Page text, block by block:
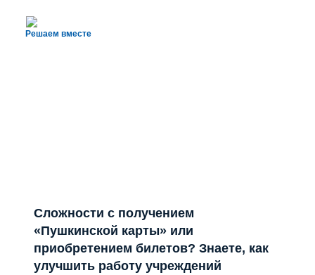
Решаем вместе
Сложности с получением
«Пушкинской карты» или
приобретением билетов? Знаете, как
улучшить работу учреждений